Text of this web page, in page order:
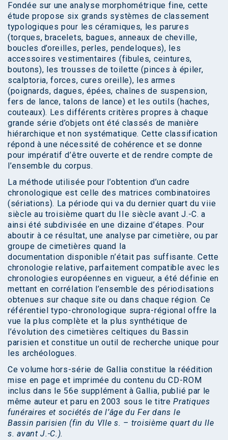
Fondée sur une analyse morphométrique fine, cette
étude propose six grands systèmes de classement
typologiques pour les céramiques, les parures
(torques, bracelets, bagues, anneaux de cheville,
boucles d’oreilles, perles, pendeloques), les
accessoires vestimentaires (fibules, ceintures,
boutons), les trousses de toilette (pinces à épiler,
scalptoria, forces, cures oreille), les armes
(poignards, dagues, épées, chaînes de suspension,
fers de lance, talons de lance) et les outils (haches,
couteaux). Les différents critères propres à chaque
grande série d’objets ont été classés de manière
hiérarchique et non systématique. Cette classification
répond à une nécessité de cohérence et se donne
pour impératif d’être ouverte et de rendre compte de
l’ensemble du corpus.
La méthode utilisée pour l’obtention d’un cadre
chronologique est celle des matrices combinatoires
(sériations). La période qui va du dernier quart du viie
siècle au troisième quart du IIe siècle avant J.-C. a
ainsi été subdivisée en une dizaine d’étapes. Pour
aboutir à ce résultat, une analyse par cimetière, ou par
groupe de cimetières quand la
documentation disponible n’était pas suffisante. Cette
chronologie relative, parfaitement compatible avec les
chronologies européennes en vigueur, a été définie en
mettant en corrélation l’ensemble des périodisations
obtenues sur chaque site ou dans chaque région. Ce
référentiel typo-chronologique supra-régional offre la
vue la plus complète et la plus synthétique de
l’évolution des cimetières celtiques du Bassin
parisien et constitue un outil de recherche unique pour
les archéologues.
Ce volume hors-série de Gallia constitue la réédition
mise en page et imprimée du contenu du CD-ROM
inclus dans le 56e supplément à Gallia, publié par le
même auteur et paru en 2003 sous le titrePratiques
funéraires et sociétés de l’âge du Fer dans le
Bassin parisien (fin du VIIe s. – troisième quart du IIe
s. avant J.-C.).